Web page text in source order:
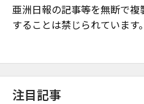
亜洲日報の記事等を無断で
することは禁じられています。
注目記事